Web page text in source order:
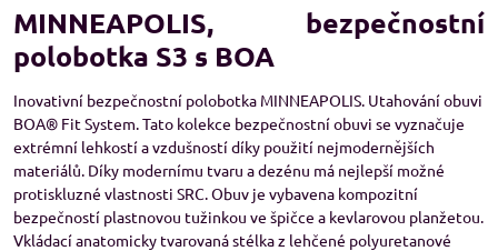
MINNEAPOLIS, bezpečnostní
polobotka S3 s BOA
Inovativní bezpečnostní polobotka MINNEAPOLIS. Utahování obuvi
BOA® Fit System. Tato kolekce bezpečnostní obuvi se vyznačuje
extrémní lehkostí a vzdušností díky použití nejmodernějších
materiálů. Díky modernímu tvaru a dezénu má nejlepší možné
protiskluzné vlastnosti SRC. Obuv je vybavena kompozitní
bezpečností plastnovou tužinkou ve špičce a kevlarovou planžetou.
Vkládací anatomicky tvarovaná stélka z lehčené polyuretanové